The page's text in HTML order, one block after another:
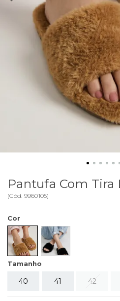
Pantufa Com Tira
(Cód. 9960105)
Cor
Tamanho
40 41 42